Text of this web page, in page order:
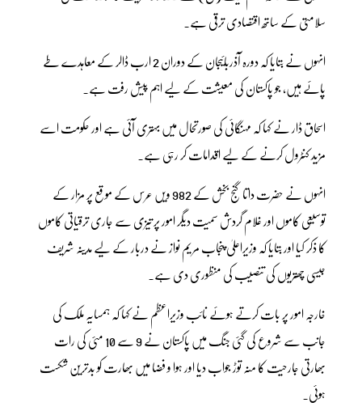
سلامتی کے ساتھ اقتصادی ترقی ہے۔
انہوں نے بتایا کہ دورہ آذربائیجان کے دوران 2 ارب ڈالر کے معاہدے طے
پائے ہیں، جو پاکستان کی معیشت کے لیے اہم پیش رفت ہے۔
اسحاق ڈار نے کہا کہ مہنگائی کی صورتحال میں بہتری آئی ہے اور حکومت اسے
مزید کنٹرول کرنے کے لیے اقدامات کر رہی ہے۔
انہوں نے حضرت داتا گنج بخش کے 982 ویں عرس کے موقع پر مزار کے
توسیعی کاموں اور غلام گردش سمیت دیگر امور پر تیزی سے جاری ترقیاتی کاموں
کا ذکر کیا اور بتایا کہ وزیراعلیٰ پنجاب مریم نواز نے دربار کے لیے مدینہ شریف
جیسی چھتریوں کی تنصیب کی منظوری دی ہے۔
خارجہ امور پر بات کرتے ہوئے نائب وزیراعظم نے کہا کہ ہمسایہ ملک کی
جانب سے شروع کی گئی جنگ میں پاکستان نے 9 سے 10 مئی کی رات
بھارتی جارحیت کا منہ توڑ جواب دیا اور ہوا و فضا میں بھارت کو بدترین شکست
ہوئی۔